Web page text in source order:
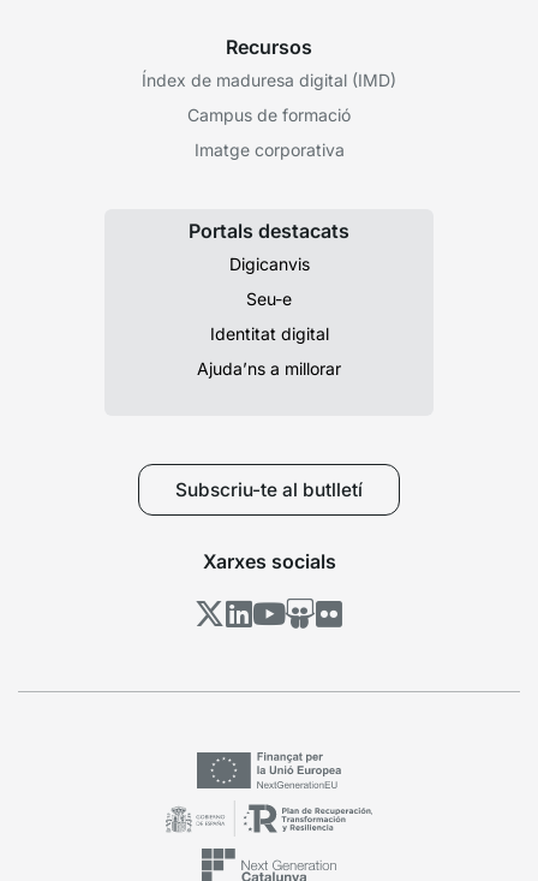
Recursos
Índex de maduresa digital (IMD)
Campus de formació
Imatge corporativa
Portals destacats
Digicanvis
Seu-e
Identitat digital
Ajuda’ns a millorar
Subscriu-te al butlletí
Xarxes socials